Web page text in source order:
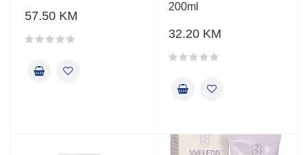
57.50 KM
200ml
32.20 KM